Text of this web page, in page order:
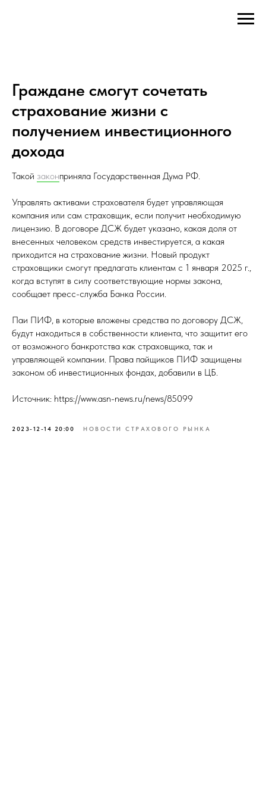
Граждане смогут сочетать
страхование жизни с
получением инвестиционного
дохода
Такой законприняла Государственная Дума РФ.
Управлять активами страхователя будет управляющая
компания или сам страховщик, если получит необходимую
лицензию. В договоре ДСЖ будет указано, какая доля от
внесенных человеком средств инвестируется, а какая
приходится на страхование жизни. Новый продукт
страховщики смогут предлагать клиентам с 1 января 2025 г.,
когда вступят в силу соответствующие нормы закона,
сообщает пресс-служба Банка России.
Паи ПИФ, в которые вложены средства по договору ДСЖ,
будут находиться в собственности клиента, что защитит его
от возможного банкротства как страховщика, так и
управляющей компании. Права пайщиков ПИФ защищены
законом об инвестиционных фондах, добавили в ЦБ.
Источник: https://www.asn-news.ru/news/85099
2023-12-14 20:00 НОВОСТИ СТРАХОВОГО РЫНКА